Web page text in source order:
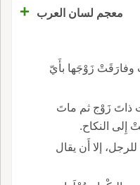
معجم لسان العرب
+
وفارَقَتْ زَوْجَها بأَيّ
ذاتَ زَوْج ثم ماتَ
إِلى النكاح.
إلا أَن يقال